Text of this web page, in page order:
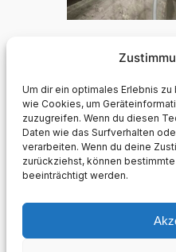
Um dir ein optimales Erlebnis
wie Cookies, um
zuzugreifen. Wenn du diesen
Daten wie das Surfverhalten
verarbeiten. Wenn du deine
zurückziehst, können
beeinträchtigt werden.
Leon Schöne
Impressum und
Kontakt